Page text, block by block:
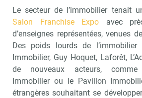
Le secteur de l’immobilier tenait
Salon Franchise Expo avec
d’enseignes représentées, venues
Des poids lourds de
Immobilier, Guy Hoquet, Laforêt,
de nouveaux acteurs, comme
Immobilier ou le Pavillon
étrangères souhaitant se